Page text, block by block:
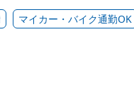
マイカー・バイク通勤OK